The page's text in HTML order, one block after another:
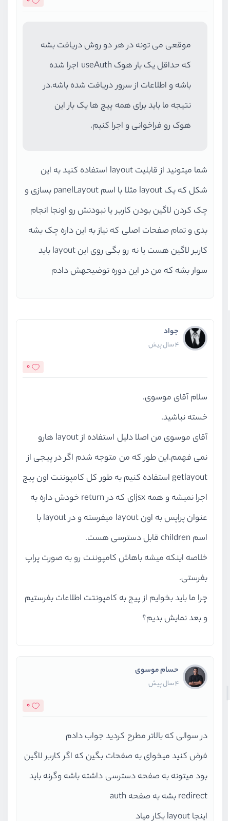
موقعی می تونه در هر دو روش دریافت بشه
که حداقل یک بار هوک useAuth اجرا شده
باشه و اطلاعات از سرور دریافت شده باشه.در
نتیجه ما باید برای همه پیج ها یک بار این
هوک رو فراخوانی و اجرا کنیم.
شما میتونید از قابلیت layout استفاده کنید به این
شکل که یک layout مثلا با اسم panelLayout بسازی و
چک کردن لاگین بودن کاربر یا نبودنش رو اونجا انجام
بدی و تمام صفحات اصلی که نیاز به این داره چک بشه
کاربر لاگین هست یا نه رو بگی روی این layout باید
سوار بشه که من در این دوره توضیحهش دادم
جواد
4 سال پیش
0
سلام آقای موسوی.
خسته نباشید.
آقای موسوی من اصلا دلیل استفاده از layout هارو
نمی فهمم.این طور که من متوجه شدم اگر در پیجی از
getlayout استفاده کنیم به طور کل کامپوننت اون پیج
اجرا نمیشه و همه jsxای که در return خودش داره به
عنوان پراپس به اون layout میفرسته و در layout با
اسم children قابل دسترسی هست.
خلاصه اینکه میشه باهاش کامپوننت رو به صورت پراپ
بفرستی.
چرا ما باید بخوایم از پیج به کامپونتت اطلاعات بفرستیم
و بعد نمایش بدیم؟
حسام موسوی
4 سال پیش
0
در سوالی که بالاتر مطرح کردید جواب دادم
فرض کنید میخوای به صفحات بگین که اگر کاربر لاگین
بود میتونه به صفحه دسترسی داشته باشه وگرنه باید
redirect بشه به صفحه auth
اینجا layout بکار میاد